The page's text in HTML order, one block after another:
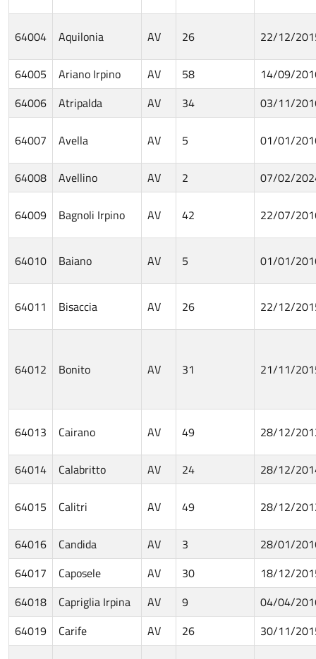
64004 Aquilonia AV 26 22/12/
64005 Ariano Irpino AV 58
14/09/
64006
Atripalda AV 34 03/11/
64007 Avella AV 5 01/01/
64008 Avellino AV 2 07/02/
64009 Bagnoli Irpino AV 42 22/07/
64010 Baiano AV 5 01/01/
64011 Bisaccia AV 26 22/12/
64012 Bonito AV 31 21/11/
64013 Cairano AV 49 28/12/
64014 Calabritto AV 24 28/12/
64015 Calitri AV 49 28/12/
64016 Candida AV 3
28/01/
64017
Caposele AV 30
18/12/
64018
Capriglia Irpina AV 9
04/04/
64019
Carife AV 26 30/11/